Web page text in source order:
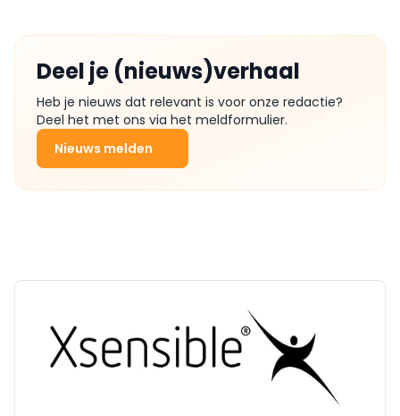
Deel je (nieuws)verhaal
Heb je nieuws dat relevant is voor onze redactie?
Deel het met ons via het meldformulier.
Nieuws melden